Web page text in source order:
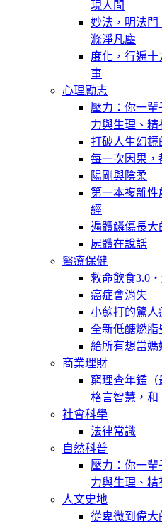
現人間
妙法，明法門
滌淨凡塵
度化，行遍
事
心理勵志
壓力：你一
力與生理、精
打破人生幻鏡
每一次因果，
陽剛與陰柔
第一本複雜性
經
遍體鱗傷長大
屍體在說話
醫療保健
救命飲食3.0‧
癌症會消失
小蘇打的驚人
全新低醣燃脂
給所有想當媽
商業理財
窮理查年鑑
格言智慧，和
社會科學
法律常識
自然科普
壓力：你一
力與生理、精
人文史地
從卑微到偉大